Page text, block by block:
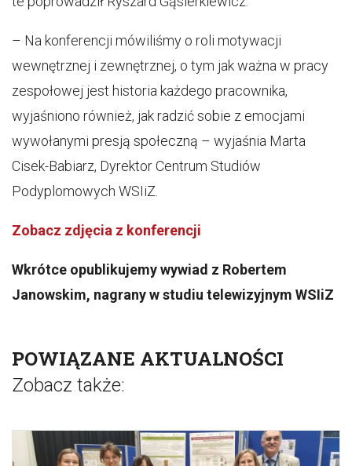
– Na konferencji mówiliśmy o roli motywacji
wewnętrznej i zewnętrznej, o tym jak ważna w pracy
zespołowej jest historia każdego pracownika,
wyjaśniono również, jak radzić sobie z emocjami
wywołanymi presją społeczną – wyjaśnia Marta
Cisek-Babiarz, Dyrektor Centrum Studiów
Podyplomowych WSIiZ.
Zobacz zdjęcia z konferencji
Wkrótce opublikujemy wywiad z Robertem
Janowskim, nagrany w studiu telewizyjnym WSIiZ
POWIĄZANE AKTUALNOŚCI
Zobacz także: